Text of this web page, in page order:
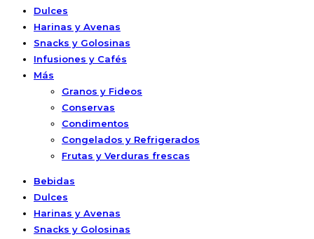
Dulces
Harinas y Avenas
Snacks y Golosinas
Infusiones y Cafés
Más
Granos y Fideos
Conservas
Condimentos
Congelados y Refrigerados
Frutas y Verduras frescas
Bebidas
Dulces
Harinas y Avenas
Snacks y Golosinas